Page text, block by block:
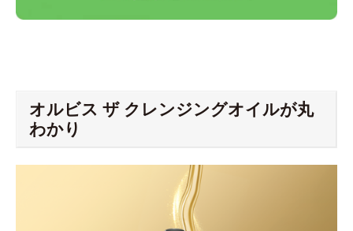
オルビス ザ クレンジングオイルが丸
わかり